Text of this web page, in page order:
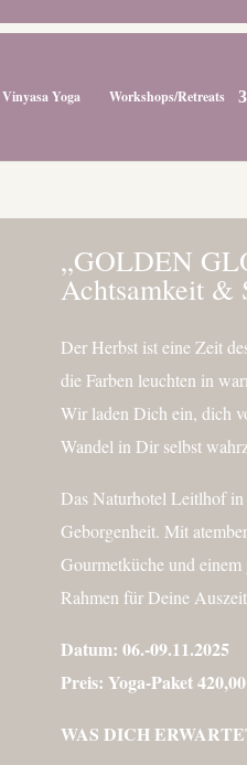
Vinyasa Yoga Workshops/Retreats
„GOLDEN
Achtsamkeit &
Der Herbst ist eine Zeit
die Farben leuchten in
Wir laden Dich ein, dich
Wandel in Dir selbst
Das Naturhotel Leitlhof
Geborgenheit. Mit
Gourmetküche und einem
Rahmen für Deine
Datum: 06.-09.11.2025
Preis: Yoga-Paket
WAS DICH